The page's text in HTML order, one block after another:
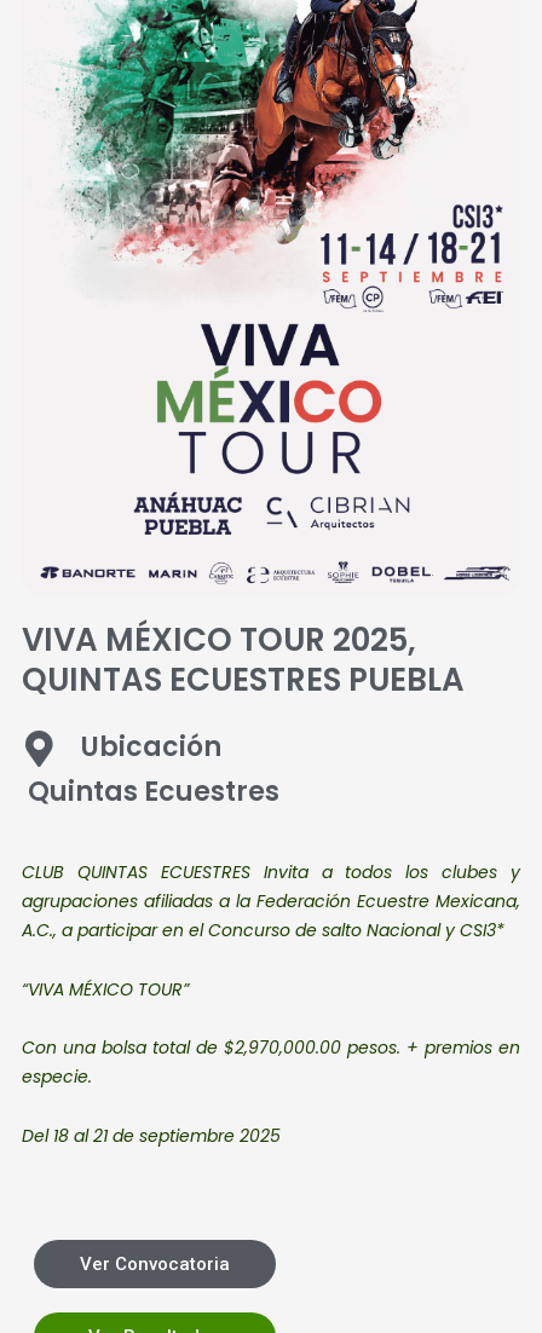
VIVA MÉXICO TOUR 2025,
QUINTAS ECUESTRES PUEBLA
Ubicación
Quintas Ecuestres
CLUB QUINTAS ECUESTRES Invita a todos los clubes y
agrupaciones afiliadas a la Federación EcuestreMexicana,
A.C., a participar en elConcurso de salto Nacional y CSI3*
“VIVA MÉXICO TOUR”
Con una bolsa total de$2,970,000.00 pesos. + premios en
especie.
Del 18 al 21de septiembre 2025
Ver Convocatoria